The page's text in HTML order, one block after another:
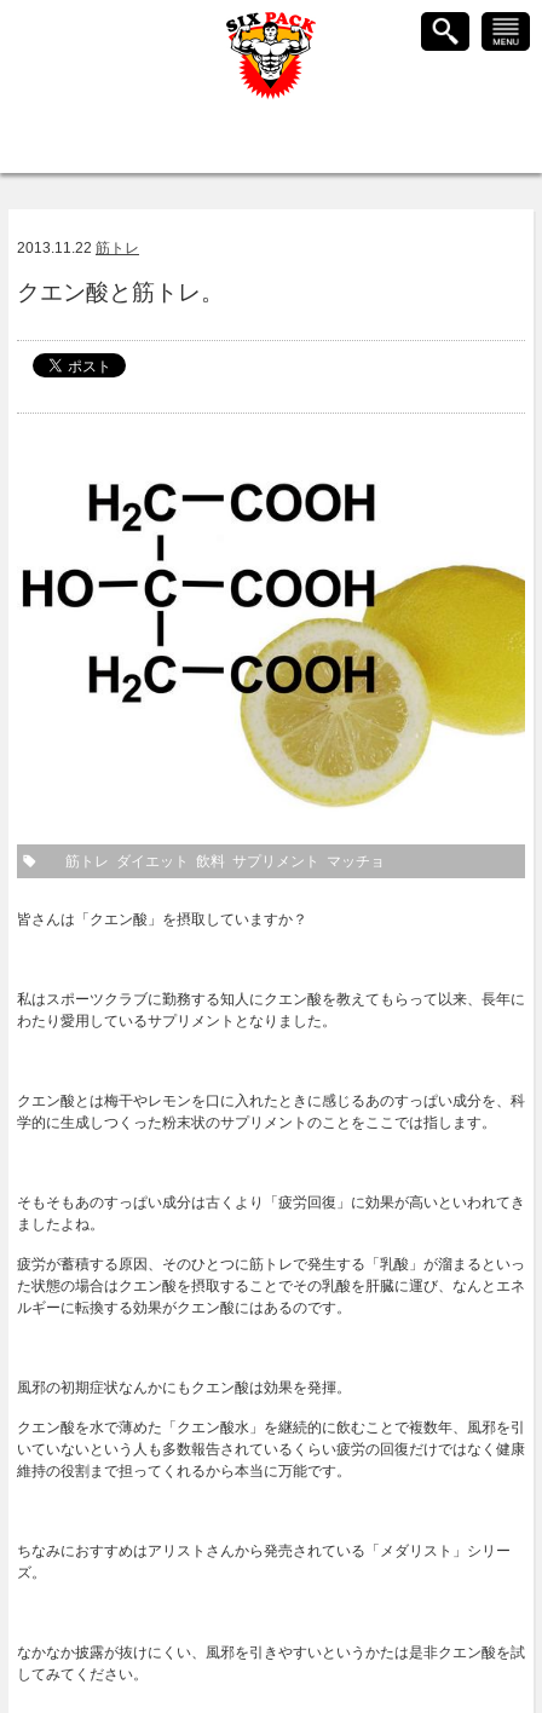
2013.11.22 筋トレ
クエン酸と筋トレ。
筋トレ ダイエット 飲料 サプリメント マッチョ
皆さんは「クエン酸」を摂取していますか？
私はスポーツクラブに勤務する知人にクエン酸を教えてもらって以来、長年に
わたり愛用しているサプリメントとなりました。
クエン酸とは梅干やレモンを口に入れたときに感じるあのすっぱい成分を、科
学的に生成しつくった粉末状のサプリメントのことをここでは指します。
そもそもあのすっぱい成分は古くより「疲労回復」に効果が高いといわれてき
ましたよね。
疲労が蓄積する原因、そのひとつに筋トレで発生する「乳酸」が溜まるといっ
た状態の場合はクエン酸を摂取することでその乳酸を肝臓に運び、なんとエネ
ルギーに転換する効果がクエン酸にはあるのです。
風邪の初期症状なんかにもクエン酸は効果を発揮。
クエン酸を水で薄めた「クエン酸水」を継続的に飲むことで複数年、風邪を引
いていないという人も多数報告されているくらい疲労の回復だけではなく健康
維持の役割まで担ってくれるから本当に万能です。
ちなみにおすすめはアリストさんから発売されている「メダリスト」シリー
ズ。
なかなか披露が抜けにくい、風邪を引きやすいというかたは是非クエン酸を試
してみてください。